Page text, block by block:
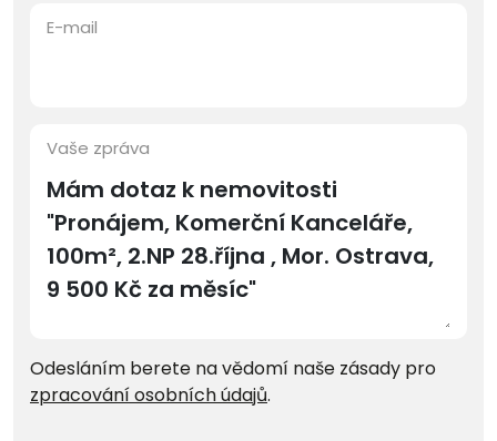
E-mail
Vaše zpráva
Odesláním berete na vědomí naše zásady pro
zpracování osobních údajů.